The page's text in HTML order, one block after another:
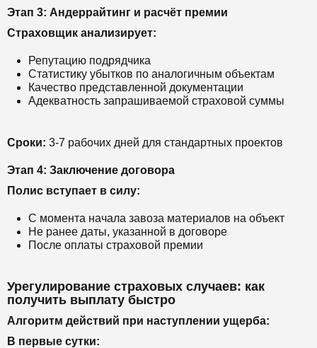
Этап 3: Андеррайтинг и расчёт премии
Страховщик анализирует:
Репутацию подрядчика
Статистику убытков по аналогичным объектам
Качество представленной документации
Адекватность запрашиваемой страховой суммы
Сроки: 3-7 рабочих дней для стандартных проектов
Этап 4: Заключение договора
Полис вступает в силу:
С момента начала завоза материалов на объект
Не ранее даты, указанной в договоре
После оплаты страховой премии
Урегулирование страховых случаев: как
получить выплату быстро
Алгоритм действий при наступлении ущерба:
В первые сутки: